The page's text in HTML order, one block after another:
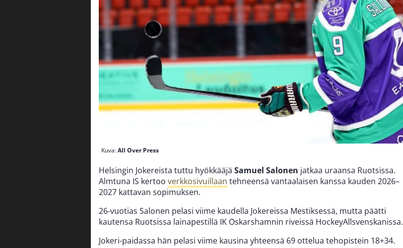
Kuva:All Over Press
Helsingin Jokereista tuttu hyökkääjä Samuel Salonen jatkaa uraansa Ruotsissa.
Almtuna IS kertoo verkkosivuillaan tehneensä vantaalaisen kanssa kauden 2026–
2027 kattavan sopimuksen.
26-vuotias Salonen pelasi viime kaudella Jokereissa Mestiksessä, mutta päätti
kautensa Ruotsissa lainapestillä IK Oskarshamnin riveissä HockeyAllsvenskanissa.
Jokeri-paidassa hän pelasi viime kausina yhteensä 69 ottelua tehopistein 18+34.